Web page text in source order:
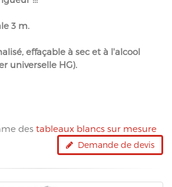
3 m.
effaçable à sec et à l'alcool
universelle HG).
des tableaux blancs sur mesure
Demande de devis